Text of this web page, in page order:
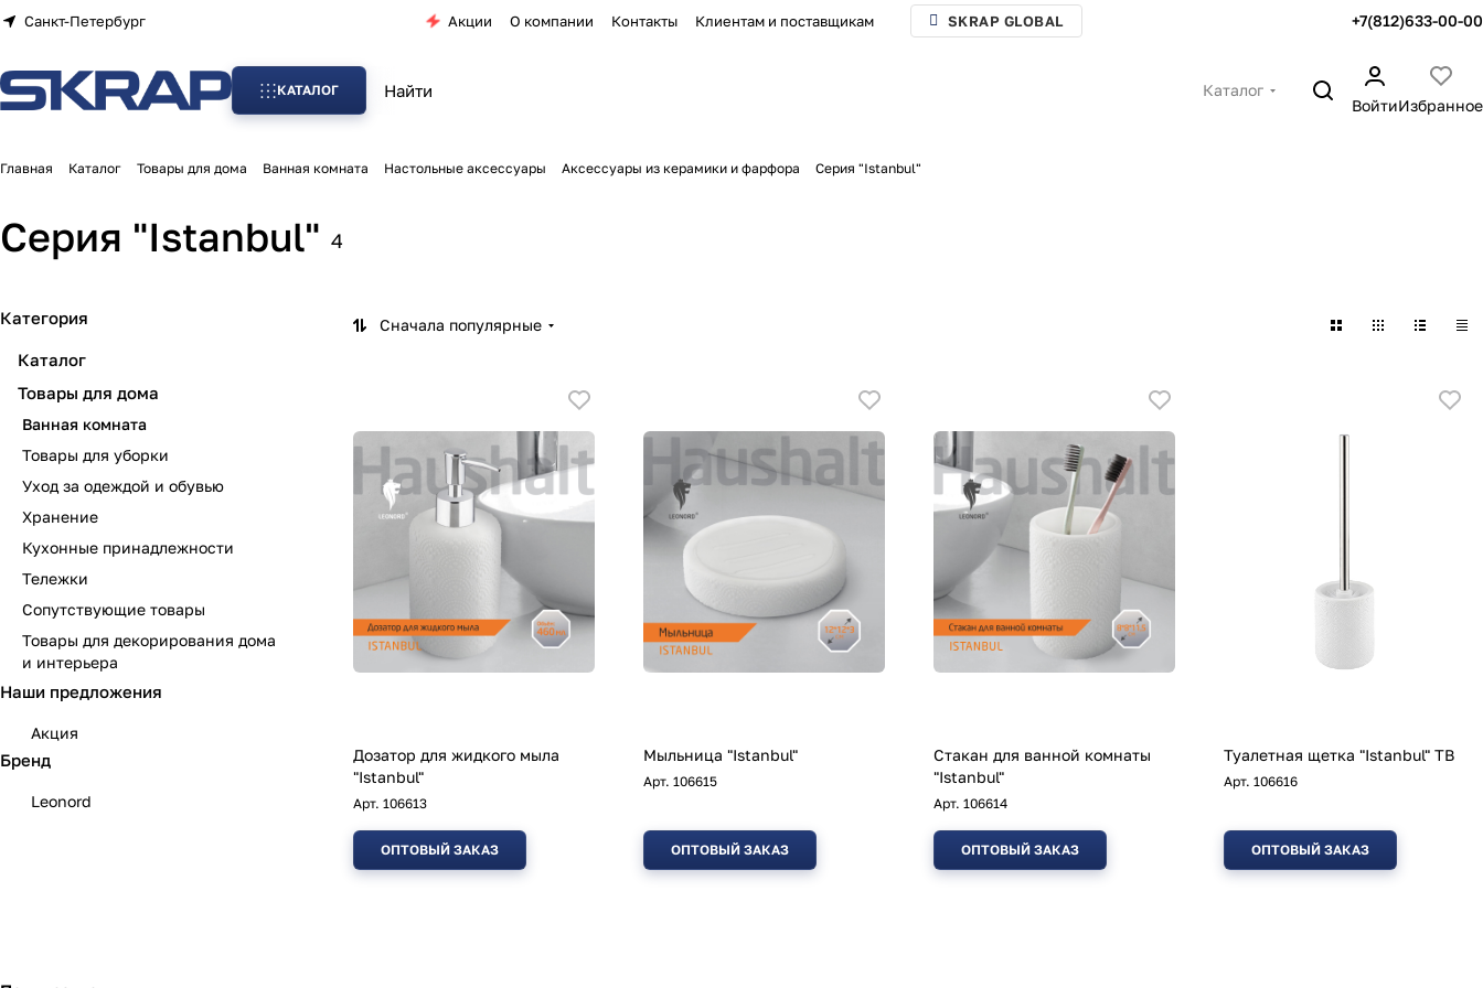
Санкт-Петербург Акции О компании Контакты Клиентам и поставщикам SKRAP GLOBAL +7(812)633-00-00
КАТАЛОГ
Каталог
ВойтиИзбранное
Главная Каталог Товары для дома Ванная комната Настольные аксессуары Аксессуары из керамики и фарфора Серия "Istanbul"
Серия "Istanbul" 4
Сначала популярные
Дозатор для жидкого мыла
"Istanbul"
Арт. 106613
ОПТОВЫЙ ЗАКАЗ
Мыльница "Istanbul"
Арт. 106615
ОПТОВЫЙ ЗАКАЗ
Стакан для ванной комнаты
"Istanbul"
Арт. 106614
ОПТОВЫЙ ЗАКАЗ
Туалетная щетка "Istanbul" TB
Арт. 106616
ОПТОВЫЙ ЗАКАЗ
Категория
Каталог
Товары для дома
Ванная комната
Товары для уборки
Уход за одеждой и обувью
Хранение
Кухонные принадлежности
Тележки
Сопутствующие товары
Товары для декорирования дома
и интерьера
Наши предложения
Акция
Бренд
Leonord